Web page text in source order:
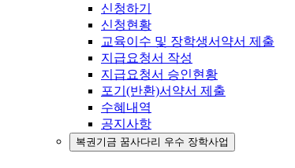
신청하기
신청현황
교육이수 및 장학생서약서 제출
지급요청서 작성
지급요청서 승인현황
포기(반환)서약서 제출
수혜내역
공지사항
복권기금 꿈사다리 우수 장학사업